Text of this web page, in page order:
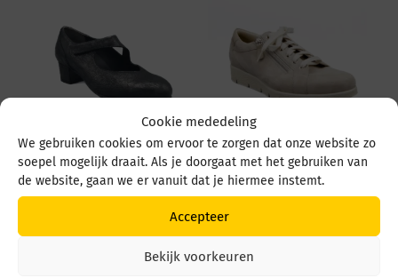
Cookie mededeling
We gebruiken cookies om ervoor te zorgen dat onze website zo
soepel mogelijk draait. Als je doorgaat met het gebruiken van
de website, gaan we er vanuit dat je hiermee instemt.
Accepteer
Bekijk voorkeuren
Durea 5755 008 5755
008 1149 Zwart
€259,95
Durea 6298 095 6298
0945 1514 Avorio
€249,95